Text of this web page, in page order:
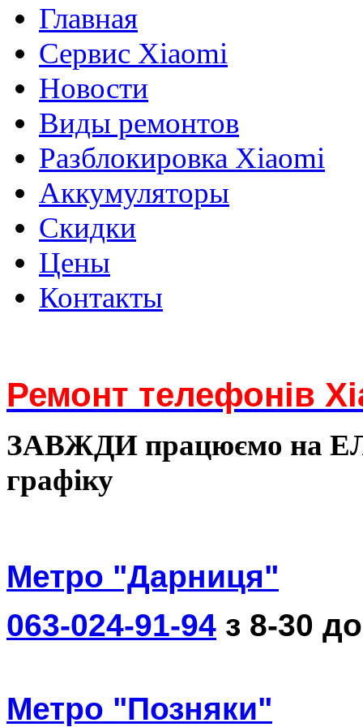
Главная
Сервис Xiaomi
Новости
Виды ремонтов
Разблокировка Xiaomi
Аккумуляторы
Скидки
Цены
Контакты
Ремонт телефонів
ЗАВЖДИ працюємо на
графіку
Метро "Дарниця"
063-024-91-94 з 8-30
Метро "Позняки"